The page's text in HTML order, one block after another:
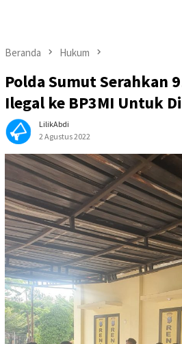
Beranda Hukum
Polda Sumut Serahkan
Ilegal ke BP3MI Untuk
LilikAbdi
2 Agustus 2022